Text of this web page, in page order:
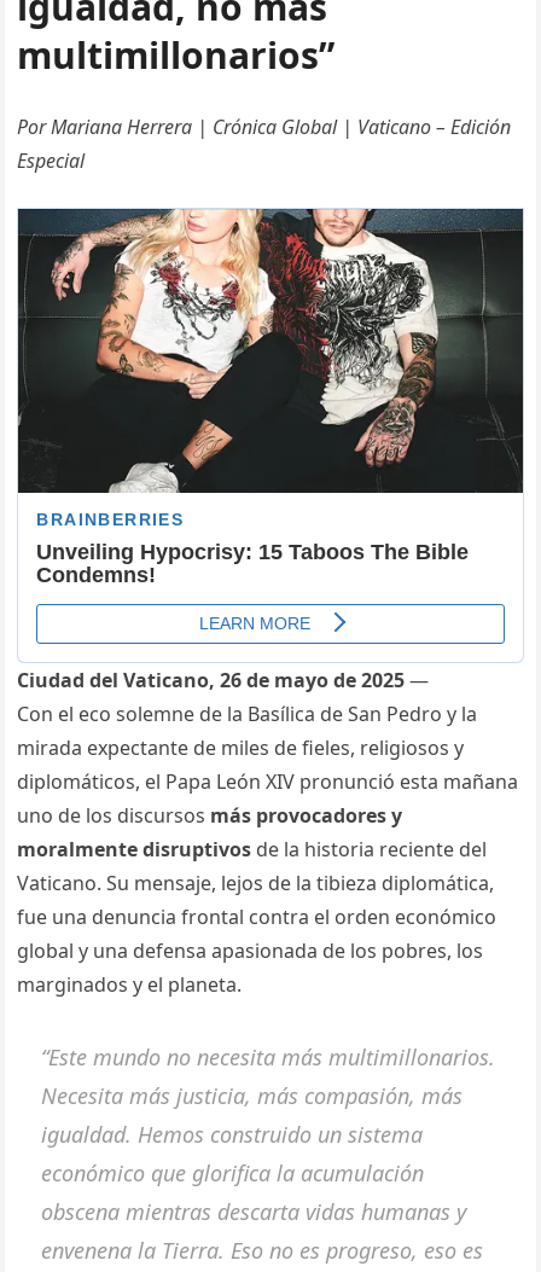
multimillonarios”
Por Mariana Herrera | Crónica Global | Vaticano – Edición
Especial
Ciudad del Vaticano, 26 de mayo de 2025—
Con el eco solemne de la Basílica de San Pedro y la
mirada expectante de miles de fieles, religiosos y
diplomáticos, el Papa León XIV pronunció esta mañana
uno de los discursos más provocadores y
moralmente disruptivos de la historia reciente del
Vaticano. Su mensaje, lejos de la tibieza diplomática,
fue una denuncia frontal contra el orden económico
global y una defensa apasionada de los pobres, los
marginados y el planeta.
“Este mundo no necesita más multimillonarios.
Necesita más justicia, más compasión, más
igualdad. Hemos construido un sistema
económico que glorifica la acumulación
obscena mientras descarta vidas humanas y
envenena la Tierra. Eso no es progreso, eso es